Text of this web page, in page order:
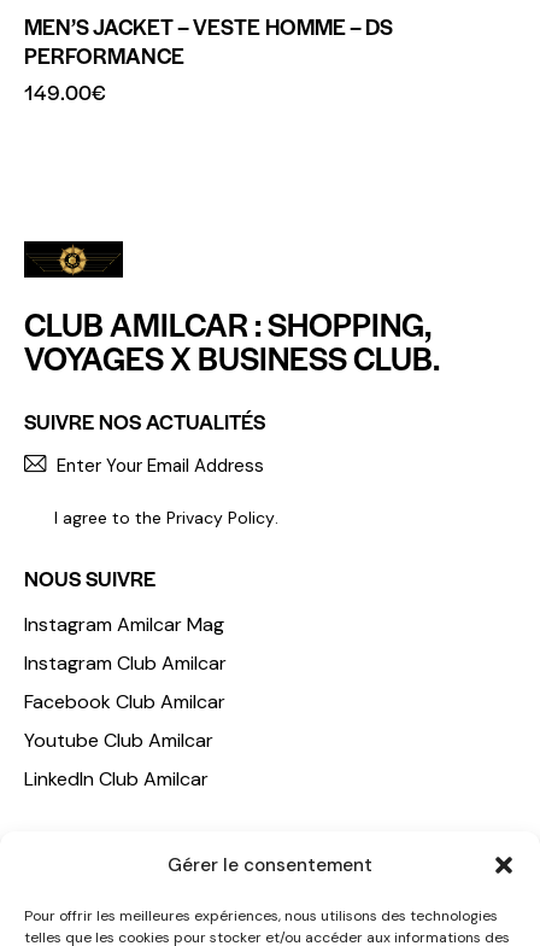
Gérer le consentement
Pour offrir les meilleures expériences, nous utilisons des technologies
telles que les cookies pour stocker et/ou accéder aux informations des
MEN’S JACKET – VESTE HOMME – DS
PERFORMANCE
149.00€
CLUB AMILCAR : SHOPPING,
VOYAGES X BUSINESS CLUB.
SUIVRE NOS ACTUALITÉS
I agree to the Privacy Policy.
NOUS SUIVRE
Instagram Amilcar Mag
Instagram Club Amilcar
Facebook Club Amilcar
Youtube Club Amilcar
LinkedIn Club Amilcar
AMILCAR TRAVEL CLUB